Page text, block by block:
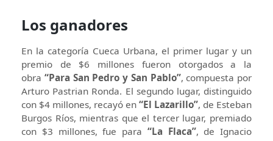
Los ganadores
En la categoría Cueca Urbana, el primer lugar y un
premio de $6 millones fueron otorgados a la
obra “Para San Pedro y San Pablo”, compuesta por
Arturo Pastrian Ronda. El segundo lugar, distinguido
con $4 millones, recayó en “El Lazarillo”, de Esteban
Burgos Ríos, mientras que el tercer lugar, premiado
con $3 millones, fue para “La Flaca”, de Ignacio